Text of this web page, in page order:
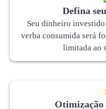
Defina
Seu dinheiro
verba consumida será
limitada ao
Otimização